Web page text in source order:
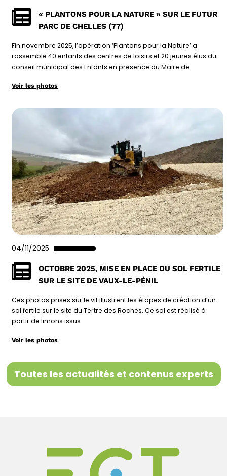
« PLANTONS POUR LA NATURE » SUR LE FUTUR
PARC DE CHELLES (77)
Fin novembre 2025, l’opération ‘Plantons pour la Nature’ a
rassemblé 40 enfants des centres de loisirs et 20 jeunes élus du
conseil municipal des Enfants en présence du Maire de
Voir les photos
04/11/2025
OCTOBRE 2025, MISE EN PLACE DU SOL FERTILE
SUR LE SITE DE VAUX-LE-PÉNIL
Ces photos prises sur le vif illustrent les étapes de création d’un
sol fertile sur le site du Tertre des Roches. Ce sol est réalisé à
partir de limons issus
Voir les photos
Toutes les actualités et contenus experts